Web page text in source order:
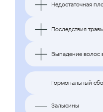
Недостаточная
Последствия
Выпадение волос
Гормональный
Залысины